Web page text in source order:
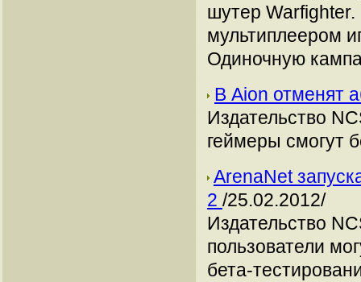
шутер
мультиплеером
Одиночную
В Aion отменят
Издательство
геймеры смогут
ArenaNet
2 /25.02.2012/
Издательство
пользователи
бета-